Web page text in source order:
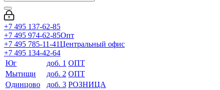
+7 495 137-62-85
+7 495 974-62-85Опт
+7 495 785-11-41Центральный офис
+7 495 134-42-64
Юг
доб. 1 ОПТ
Мытищи
доб. 2 ОПТ
Одинцово
доб. 3 РОЗНИЦА